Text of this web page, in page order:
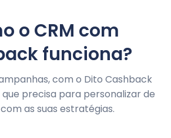
o CRM com
funciona?
com o Dito Cashback
precisa para personalizar de
as suas estratégias.